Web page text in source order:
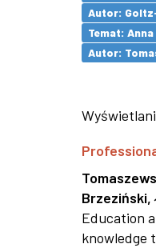
Autor:
Temat:
Autor:
Brzeziński,
Education
knowledge